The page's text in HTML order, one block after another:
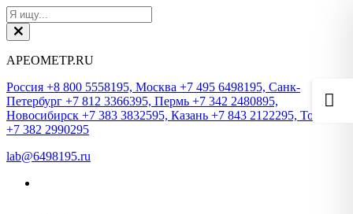
АРЕОМЕТР.RU
Россия +8 800 5558195, Москва +7 495 6498195, Санк-
Петербург +7 812 3366395, Пермь +7 342 2480895,
Новосибирск +7 383 3832595, Казань +7 843 2122295, Томск
+7 382 2990295
lab@6498195.ru